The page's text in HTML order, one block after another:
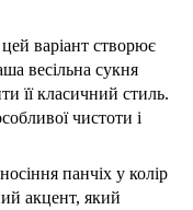
варіант створює
весільна сукня
її класичний стиль.
чистоти і
панчіх у колір
акцент, який